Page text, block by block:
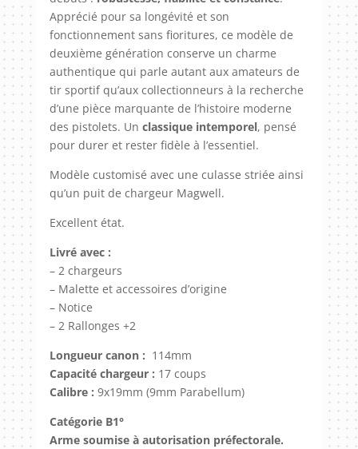
Apprécié pour sa longévité et son
fonctionnement sans fioritures, ce modèle de
deuxième génération conserve un charme
authentique qui parle autant aux amateurs de
tir sportif qu’aux collectionneurs à la recherche
d’une pièce marquante de l’histoire moderne
des pistolets. Un classique intemporel, pensé
pour durer et rester fidèle à l’essentiel.
Modèle customisé avec une culasse striée ainsi
qu’un puit de chargeur Magwell.
Excellent état.
Livré avec :
– 2 chargeurs
– Malette et accessoires d’origine
– Notice
– 2 Rallonges +2
Longueur canon : 114mm
Capacité chargeur : 17 coups
Calibre : 9x19mm (9mm Parabellum)
Catégorie B1°
Arme soumise à autorisation préfectorale.